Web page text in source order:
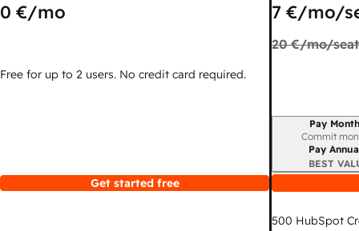
0 €/mo
Free for up to 2 users. No credit card required.
Get started free
7 €/mo/
20 €/mo/seat
Billing period
Pay
Commit
Pay
BEST
500 HubSpot